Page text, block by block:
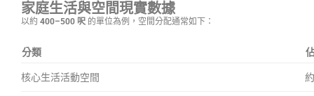
家庭生活與空間現實數據
以約 400–500 呎 的單位為例，空間分配通常如下：
分類
核心生活活動空間